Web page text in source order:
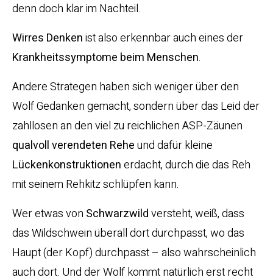
denn doch klar im Nachteil.
Wirres Denkenist also erkennbar auch eines der
Krankheitssymptome beim Menschen.
Andere Strategen haben sich weniger über den
Wolf Gedanken gemacht, sondern über das Leid der
zahllosen an den viel zu reichlichen ASP-Zäunen
qualvoll verendeten Reheund dafür kleine
Lückenkonstruktionenerdacht, durch die das Reh
mit seinem Rehkitz schlüpfen kann.
Wer etwas von Schwarzwildversteht, weiß, dass
das Wildschwein überall dort durchpasst, wo das
Haupt (der Kopf) durchpasst – also wahrscheinlich
auch dort. Und der Wolf kommt natürlich erst recht